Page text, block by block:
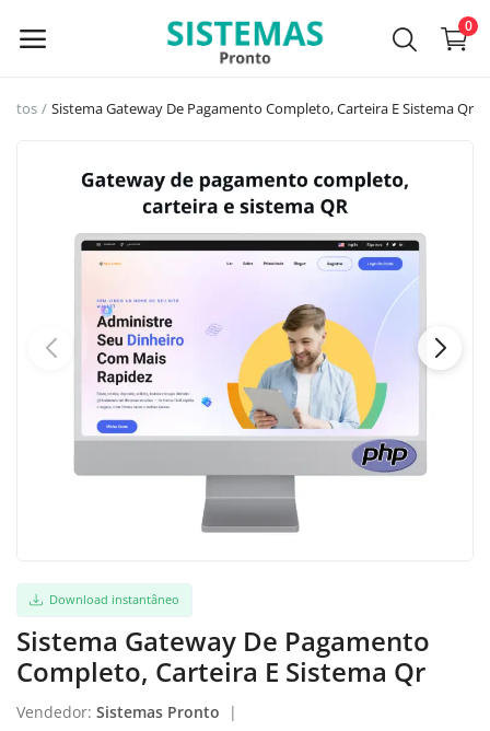
0
Categorias
Lista de Desejos
Contato
Conecte-se
Sistema Gateway De Pagamento Completo, Carteira E Sistema Qr
Download instantâneo
Sistema Gateway De Pagamento
Completo, Carteira E Sistema Qr
Vendedor: Sistemas Pronto |